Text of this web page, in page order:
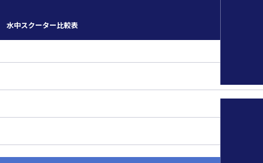
水中スクーター比較表